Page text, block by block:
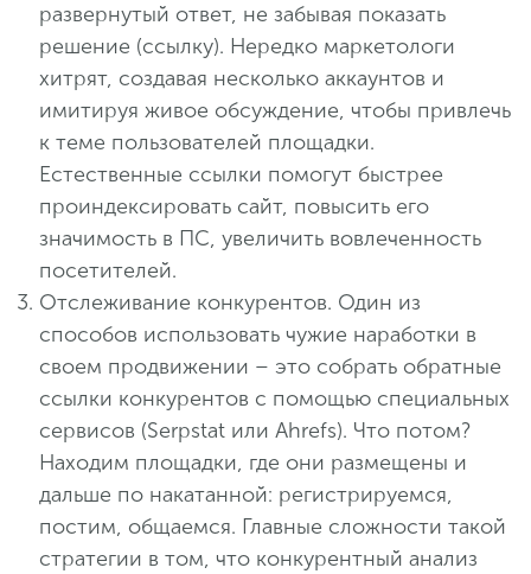
развернутый ответ, не забывая показать
решение (ссылку). Нередко маркетологи
хитрят, создавая несколько аккаунтов и
имитируя живое обсуждение, чтобы привлечь
к теме пользователей площадки.
Естественные ссылки помогут быстрее
проиндексировать сайт, повысить его
значимость в ПС, увеличить вовлеченность
посетителей.
Отслеживание конкурентов. Один из
способов использовать чужие наработки в
своем продвижении – это собрать обратные
ссылки конкурентов с помощью специальных
сервисов (Serpstat или Ahrefs). Что потом?
Находим площадки, где они размещены и
дальше по накатанной: регистрируемся,
постим, общаемся. Главные сложности такой
стратегии в том, что конкурентный анализ